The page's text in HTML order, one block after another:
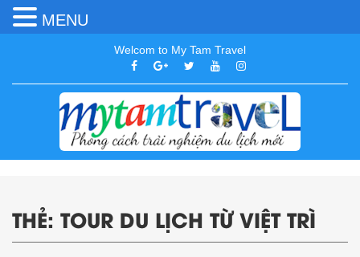
Welcom to My Tam Travel
THẺ: TOUR DU LỊCH TỪ VIỆT TRÌ
MENU